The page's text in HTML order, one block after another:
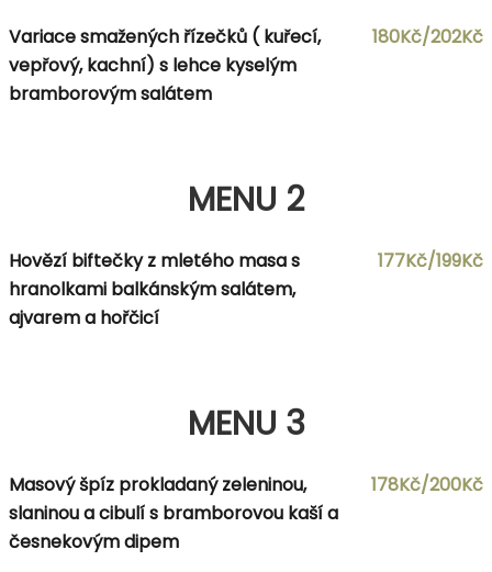
Variace smažených řízečků ( kuřecí,
vepřový, kachní) s lehce kyselým
bramborovým salátem
180Kč/202Kč
MENU 2
Hovězí biftečky z mletého masa s
hranolkami balkánským salátem,
ajvarem a hořčicí
177Kč/199Kč
MENU 3
Masový špíz prokladaný zeleninou,
slaninou a cibulí s bramborovou kaší a
česnekovým dipem
178Kč/200Kč